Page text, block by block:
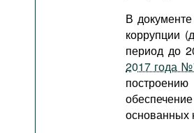
В
коррупции
период до
2017 года
основанных